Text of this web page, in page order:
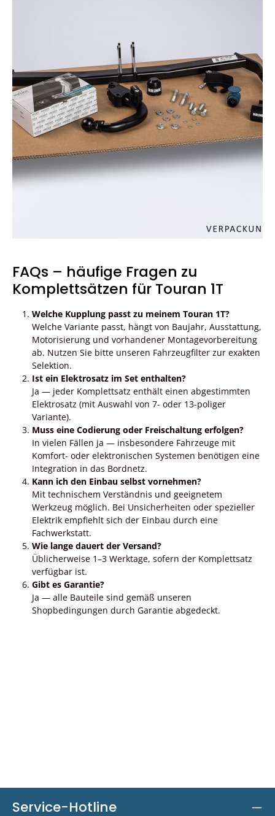
FAQs – häufige Fragen zu
Komplettsätzen für Touran 1T
Welche Kupplung passt zu meinem Touran 1T?
Welche Variante passt, hängt von Baujahr, Ausstattung,
Motorisierung und vorhandener Montagevorbereitung
ab. Nutzen Sie bitte unseren Fahrzeugfilter zur exakten
Selektion.
Ist ein Elektrosatz im Set enthalten?
Ja — jeder Komplettsatz enthält einen abgestimmten
Elektrosatz (mit Auswahl von 7- oder 13-poliger
Variante).
Muss eine Codierung oder Freischaltung erfolgen?
In vielen Fällen ja — insbesondere Fahrzeuge mit
Komfort- oder elektronischen Systemen benötigen eine
Integration in das Bordnetz.
Kann ich den Einbau selbst vornehmen?
Mit technischem Verständnis und geeignetem
Werkzeug möglich. Bei Unsicherheiten oder spezieller
Elektrik empfiehlt sich der Einbau durch eine
Fachwerkstatt.
Wie lange dauert der Versand?
Üblicherweise 1–3 Werktage, sofern der Komplettsatz
verfügbar ist.
Gibt es Garantie?
Ja — alle Bauteile sind gemäß unseren
Shopbedingungen durch Garantie abgedeckt.
Service-Hotline